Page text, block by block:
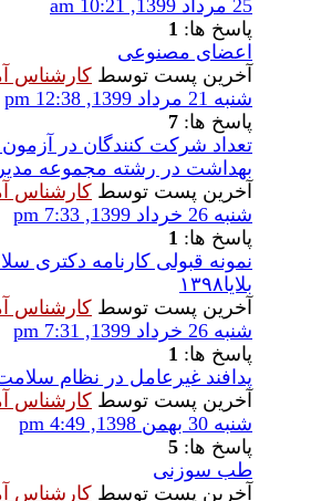
25 مرداد 1399, 10:21 am
پاسخ ها: 1
اعضای مصنوعی
آخرین پست توسط کارشناس
شنبه 21 مرداد 1399, 12:38 pm
پاسخ ها: 7
تعداد شرکت کنندگان در
بهداشت در رشته مجموعه
آخرین پست توسط کارشناس
شنبه 26 خرداد 1399, 7:33 pm
پاسخ ها: 1
نمونه قبولی کارنامه دکتری
بلایا۱۳۹۸
آخرین پست توسط کارشناس
شنبه 26 خرداد 1399, 7:31 pm
پاسخ ها: 1
پدافند غیرعامل در نظام
آخرین پست توسط کارشناس
شنبه 30 بهمن 1398, 4:49 pm
پاسخ ها: 5
طب سوزنی
آخرین پست توسط کارشناس